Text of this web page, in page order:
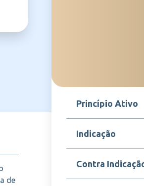
Princípio Ativo
Buprenorfina
Indicação
Restiva é indicado
intensa que exige o
por tempo
Contra
de